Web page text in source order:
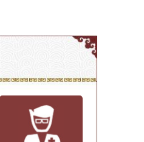
因引起，
如湿疹、
还可能导